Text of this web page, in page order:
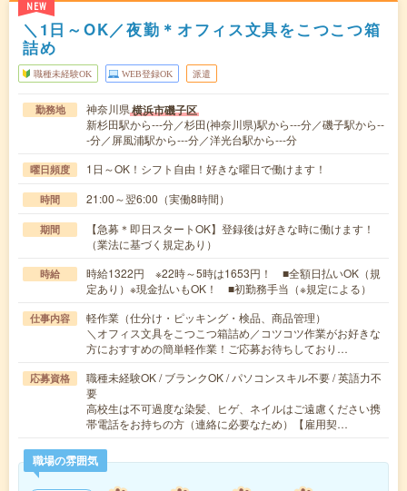
NEW
＼1日～OK／夜勤＊オフィス文具をこつこつ箱
詰め
職種未経験OK WEB登録OK 派遣
勤務地 神奈川県横浜市磯子区
新杉田駅から---分／杉田(神奈川県)駅から---分／磯子駅から--
-分／屏風浦駅から---分／洋光台駅から---分
曜日頻度 1日～OK！シフト自由！好きな曜日で働けます！
時間 21:00～翌6:00（実働8時間）
期間
【急募＊即日スタートOK】登録後は好きな時に働けます！
（業法に基づく規定あり）
時給
時給1322円 ※22時～5時は1653円！ ■全額日払いOK（規
定あり）※現金払いもOK！ ■初勤務手当（※規定による）
仕事内容
軽作業（仕分け・ピッキング・検品、商品管理）
＼オフィス文具をこつこつ箱詰め／コツコツ作業がお好きな
方におすすめの簡単軽作業！ご応募お待ちしており…
応募資格
職種未経験OK / ブランクOK / パソコンスキル不要 / 英語力不
要
高校生は不可過度な染髪、ヒゲ、ネイルはご遠慮ください携
帯電話をお持ちの方（連絡に必要なため）【雇用契…
職場の雰囲気